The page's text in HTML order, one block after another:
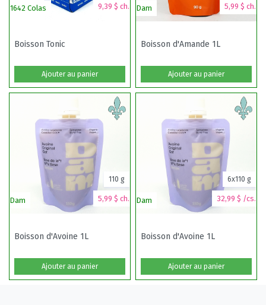
1642 Colas 9,39 $ ch.
Boisson Tonic
Ajouter au panier
Dam 5,99 $ ch.
Boisson d'Amande 1L
Ajouter au panier
Dam 5,99 $ ch.
110 g
Boisson d'Avoine 1L
Ajouter au panier
Dam 32,99 $ /cs.
6x110 g
Boisson d'Avoine 1L
Ajouter au panier